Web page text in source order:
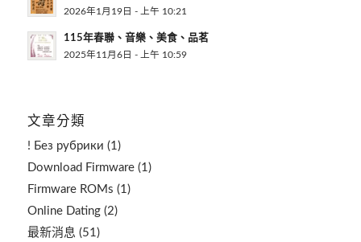
2026年1月19日 - 上午 10:21
115年春聯、音樂、美食、品茗
2025年11月6日 - 上午 10:59
文章分類
! Без рубрики (1)
Download Firmware(1)
Firmware ROMs (1)
Online Dating(2)
最新消息 (51)